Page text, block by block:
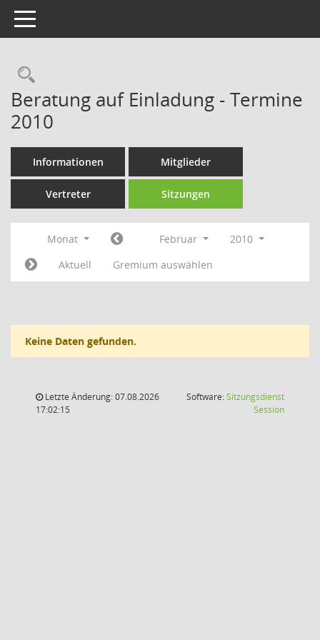
Toggle navigation
Rechercheauswahl
Beratung auf Einladung - Termine
2010
Informationen Mitglieder
Vertreter Sitzungen
Monat Februar
2010
Aktuell
Gremium auswählen
Keine Daten gefunden.
Letzte Änderung: 07.08.2026
17:02:15
Software:Sitzungsdienst
Session(Wird in